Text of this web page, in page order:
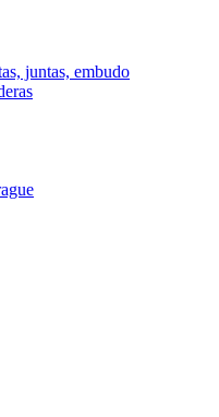
juntas, embudo